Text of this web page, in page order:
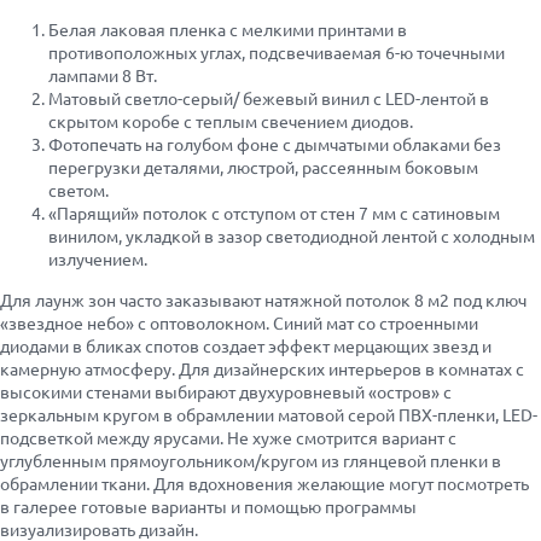
Белая лаковая пленка с мелкими принтами в
противоположных углах, подсвечиваемая 6-ю точечными
лампами 8 Вт.
Матовый светло-серый/ бежевый винил с LED-лентой в
скрытом коробе с теплым свечением диодов.
Фотопечать на голубом фоне с дымчатыми облаками без
перегрузки деталями, люстрой, рассеянным боковым
светом.
«Парящий» потолок с отступом от стен 7 мм с сатиновым
винилом, укладкой в зазор светодиодной лентой с холодным
излучением.
Для лаунж зон часто заказывают натяжной потолок 8 м2 под ключ
«звездное небо» с оптоволокном. Синий мат со строенными
диодами в бликах спотов создает эффект мерцающих звезд и
камерную атмосферу. Для дизайнерских интерьеров в комнатах с
высокими стенами выбирают двухуровневый «остров» с
зеркальным кругом в обрамлении матовой серой ПВХ-пленки, LED-
подсветкой между ярусами. Не хуже смотрится вариант с
углубленным прямоугольником/кругом из глянцевой пленки в
обрамлении ткани. Для вдохновения желающие могут посмотреть
в галерее готовые варианты и помощью программы
визуализировать дизайн.